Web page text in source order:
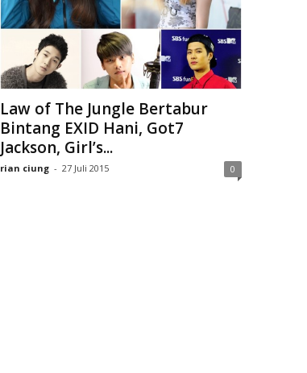
Law of The Jungle Bertabur
Bintang EXID Hani, Got7
Jackson, Girl’s...
rian ciung - 27 Juli 2015 0